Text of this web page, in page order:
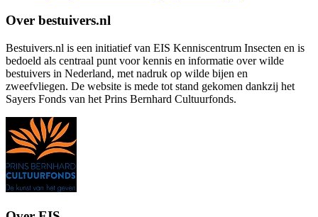
Over bestuivers.nl
Bestuivers.nl is een initiatief van EIS Kenniscentrum Insecten en is
bedoeld als centraal punt voor kennis en informatie over wilde
bestuivers in Nederland, met nadruk op wilde bijen en
zweefvliegen. De website is mede tot stand gekomen dankzij het
Sayers Fonds van het Prins Bernhard Cultuurfonds.